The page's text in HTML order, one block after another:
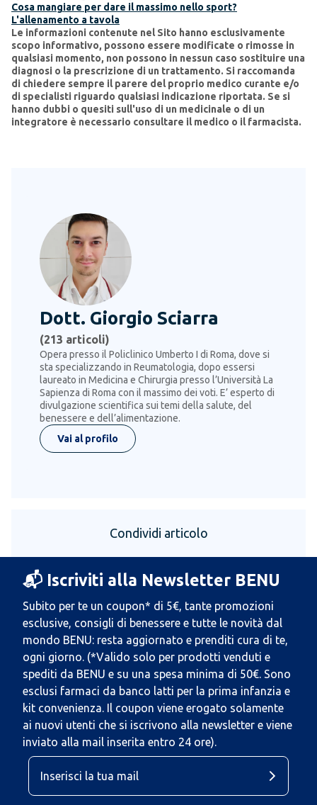
Cosa mangiare per dare il massimo nello sport?
L'allenamento a tavola
Le informazioni contenute nel Sito hanno esclusivamente
scopo informativo, possono essere modificate o rimosse in
qualsiasi momento, non possono in nessun caso sostituire una
diagnosi o la prescrizione di un trattamento. Si raccomanda
di chiedere sempre il parere del proprio medico curante e/o
di specialisti riguardo qualsiasi indicazione riportata. Se si
hanno dubbi o quesiti sull'uso di un medicinale o di un
integratore è necessario consultare il medico o il farmacista.
Dott. Giorgio Sciarra
(213 articoli)
Opera presso il Policlinico Umberto I di Roma, dove si
sta specializzando in Reumatologia, dopo essersi
laureato in Medicina e Chirurgia presso l’Università La
Sapienza di Roma con il massimo dei voti. E’ esperto di
divulgazione scientifica sui temi della salute, del
benessere e dell’alimentazione.
Vai al profilo
Condividi articolo
📬 Iscriviti alla Newsletter BENU
Subito per te un coupon* di 5€, tante promozioni
esclusive, consigli di benessere e tutte le novità dal
mondo BENU: resta aggiornato e prenditi cura di te,
ogni giorno. (*Valido solo per prodotti venduti e
spediti da BENU e su una spesa minima di 50€. Sono
esclusi farmaci da banco latti per la prima infanzia e
kit convenienza. Il coupon viene erogato solamente
ai nuovi utenti che si iscrivono alla newsletter e viene
inviato alla mail inserita entro 24 ore).